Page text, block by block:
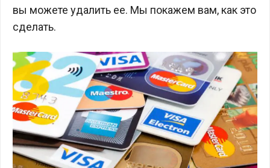
вы можете удалить ее. Мы покажем вам, как это
сделать.